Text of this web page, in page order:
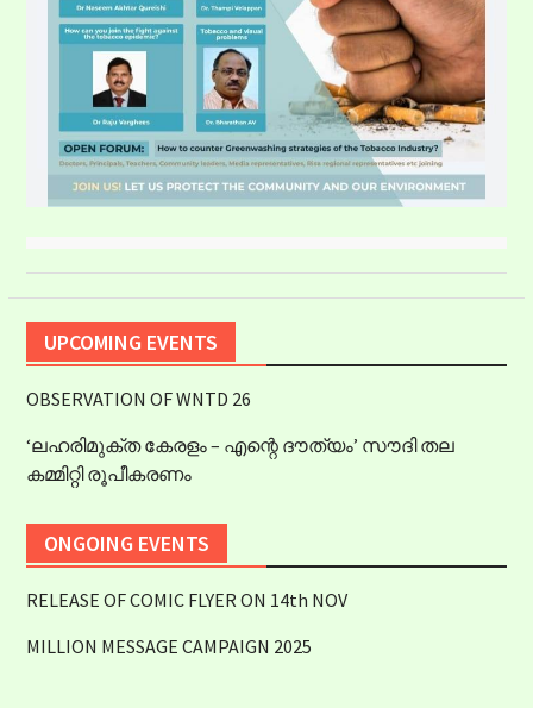
UPCOMING EVENTS
OBSERVATION OF WNTD 26
‘ലഹരിമുക്ത കേരളം – എന്റെ ദൗത്യം’ സൗദി തല
കമ്മിറ്റി രൂപീകരണം
ONGOING EVENTS
RELEASE OF COMIC FLYER ON 14th NOV
MILLION MESSAGE CAMPAIGN 2025